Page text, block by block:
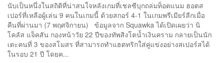
นับเป็นหนึ่งในสถิติที่น่าสนใจหลังเกมที่เชลซีบุกถล่มท็อตแนม ฮอตส
เปอร์ที่เหลือผู้เล่น 9 คนในเกมนี้ ด้วยสกอร์ 4-1 ในเกมพรีเมียร์ลีกเมื่อ
คืนที่ผ่านมา (7 พฤศจิกายน) ข้อมูลจาก Squawka ได้เปิดเผยว่า นิ
โคลัส แจ็คสัน กองหน้าวัย 22 ปีของทัพสิงโตน้ำเงินคราม กลายเป็นนัก
เตะคนที่ 3 ของสโมสร ที่สามารถทำแฮตทริกใส่คู่แข่งอย่างสเปอร์สได้
ในรอบ 21 ปี โดยค...